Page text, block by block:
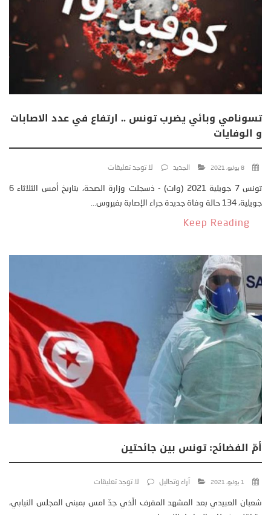
تسونامي وبائي يضرب تونس .. ارتفاع في عدد الاصابات
و الوفايات
8 يوليو، 2021 الجديد لا توجد تعليقات
تونس 7 جويلية 2021 (وات) - ذسجلت وزارة الصحة، بتاريخ أمس الثلاثاء 6
جويلية، 134 حالة وفاة جديدة جراء الإصابة بفيروس...
Keep Reading
أمّ الفضائح: تونس بين جائحتين
1 يوليو، 2021 آراء وتحاليل لا توجد تعليقات
شعبان العبيدي بعد المشهد المقرف الّذي جدّ امس بمبنى المجلس النيابي،